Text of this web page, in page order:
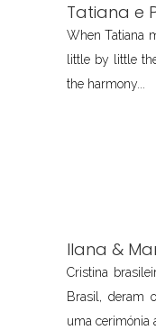
Tatiana e
When Tatiana
little by little
the harmony...
Ilana &
Cristina
Brasil, deram
uma cerimónia